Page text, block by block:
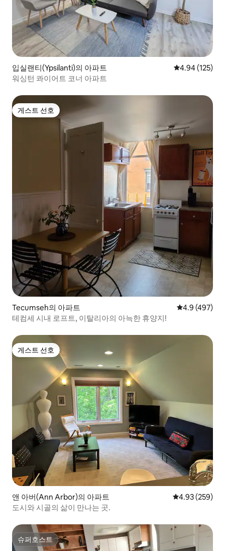
입실랜티(Ypsilanti)의 아파트 평점 4.94점(5
4.94 (125)
워싱턴 콰이어트 코너 아파트
게스트 선호
게스트 선호
Tecumseh의 아파트 평점 4.9점(5
4.9 (497)
테컴세 시내 로프트, 이탈리아의 아늑한 휴양지!
게스트 선호
게스트 선호
앤 아버(Ann Arbor)의 아파트 평점 4.93점(5
4.93 (259)
도시와 시골의 삶이 만나는 곳.
슈퍼호스트
슈퍼호스트